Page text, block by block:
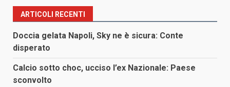
ARTICOLI RECENTI
Doccia gelata Napoli, Sky ne è sicura: Conte
disperato
Calcio sotto choc, ucciso l’ex Nazionale: Paese
sconvolto